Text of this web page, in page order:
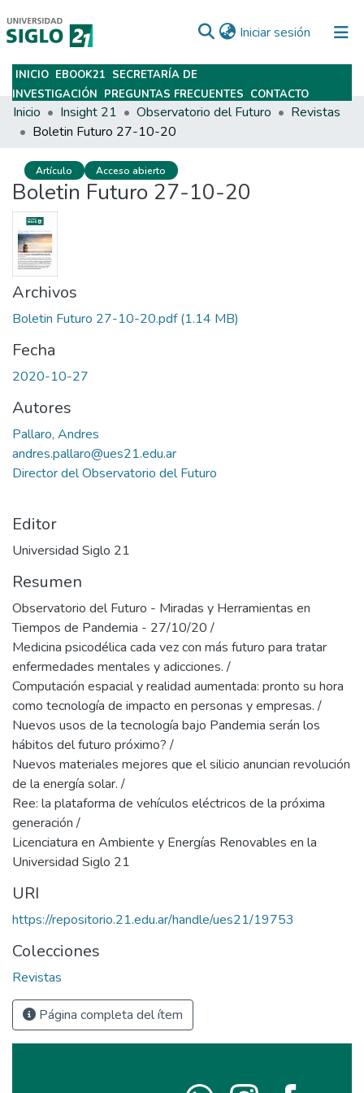
Iniciar sesión (current)
Subir
INICIO EBOOK21 SECRETARÍA DE
INVESTIGACIÓN PREGUNTAS FRECUENTES CONTACTO
Inicio Insight 21 Observatorio del Futuro
Revistas
Boletin Futuro 27-10-20
Artículo Acceso abierto
Boletin Futuro 27-10-20
Archivos
Boletin Futuro 27-10-20.pdf(1.14 MB)
Fecha
2020-10-27
Autores
Pallaro, Andres
andres.pallaro@ues21.edu.ar
Director del Observatorio del Futuro
Editor
Universidad Siglo 21
Resumen
Observatorio del Futuro - Miradas y Herramientas en
Tiempos de Pandemia - 27/10/20 /
Medicina psicodélica cada vez con más futuro para tratar
enfermedades mentales y adicciones. /
Computación espacial y realidad aumentada: pronto su hora
como tecnología de impacto en personas y empresas. /
Nuevos usos de la tecnología bajo Pandemia serán los
hábitos del futuro próximo? /
Nuevos materiales mejores que el silicio anuncian revolución
de la energía solar. /
Ree: la plataforma de vehículos eléctricos de la próxima
generación /
Licenciatura en Ambiente y Energías Renovables en la
Universidad Siglo 21
URI
https://repositorio.21.edu.ar/handle/ues21/19753
Colecciones
Revistas
Página completa del ítem